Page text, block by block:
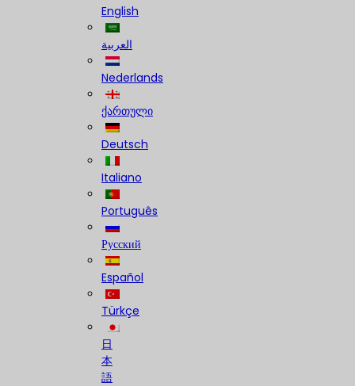
English
العربية
Nederlands
ქართული
Deutsch
Italiano
Português
Русский
Español
Türkçe
日
本
語